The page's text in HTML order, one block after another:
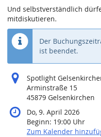
Und selbstverständlich
mitdiskutieren.
Der
ist beendet.
Spotlight
Arminstraße 15
45879 Gelsenkirchen
Do, 9. April 2026
Beginn: 19:00 Uhr
Zum Kalender